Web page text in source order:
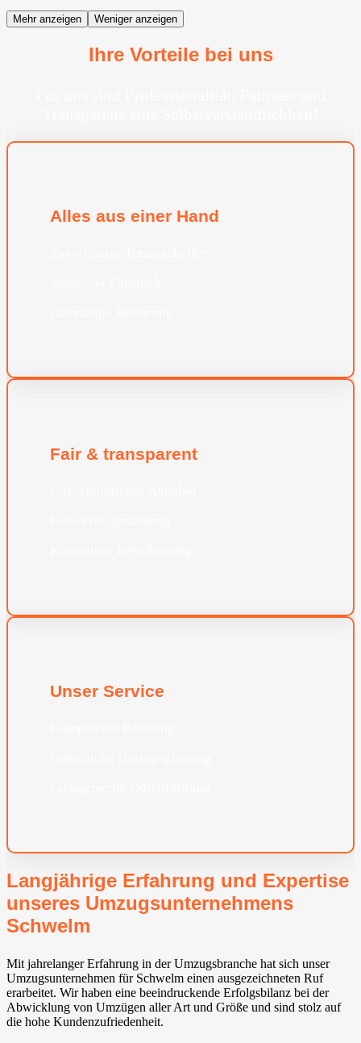
Mehr anzeigen Weniger anzeigen
Ihre Vorteile bei uns
Alles aus einer Hand
Fair & transparent
Unser Service
Langjährige Erfahrung und Expertise
unseres Umzugsunternehmens
Schwelm
Mit jahrelanger Erfahrung in der Umzugsbranche hat sich unser
Umzugsunternehmen für Schwelm einen ausgezeichneten Ruf
erarbeitet. Wir haben eine beeindruckende Erfolgsbilanz bei der
Abwicklung von Umzügen aller Art und Größe und sind stolz auf
die hohe Kundenzufriedenheit.